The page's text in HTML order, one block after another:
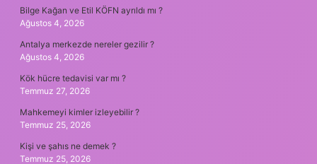
Bilge Kağan ve Etil KÖFN ayrıldı mı ?
Ağustos 4, 2026
Antalya merkezde nereler gezilir ?
Ağustos 4, 2026
Kök hücre tedavisi var mı ?
Temmuz 27, 2026
Mahkemeyi kimler izleyebilir ?
Temmuz 25, 2026
Kişi ve şahıs ne demek ?
Temmuz 25, 2026